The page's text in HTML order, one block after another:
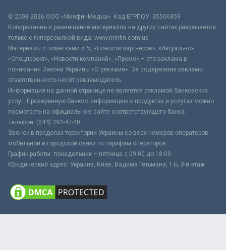
© 2008-2026 ООО «МинфинМедиа». Код ЕГРПОУ: 35506859
Копирование и размещение материалов на других сайтах разрешается
только с гиперссылкой вида: www.minfin.com.ua
Материалы с пометками «Р», «Новости партнёров», «Актуально»,
«Спецпроект», «Новости компаний», «Промо» – это реклама в
понимании Закона Украины «О рекламе». За содержание рекламы
ответственность несёт рекламодатель.
Информация на данной странице не является рекламой банковских
услуг. Проверенную банком информацию о продуктах и услугах можно
посмотреть на официальном сайте соответствующего банка.
Телефон: (044) 392-47-40
Звонок в пределах территории Украины со всех номеров операторов
мобильной и городской связи по тарифам операторов
График работы: понедельник – пятница с 09:00 до 18:00
Юридический адрес: Украина, Киев, Вадима Гетьмана, 1-Б, 3-й этаж